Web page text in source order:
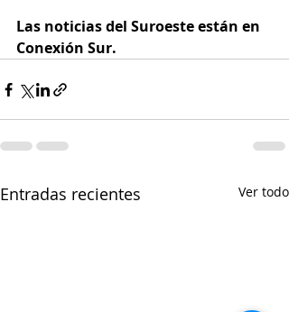
Las noticias del Suroeste están en
Conexión Sur.
Entradas recientes Ver todo